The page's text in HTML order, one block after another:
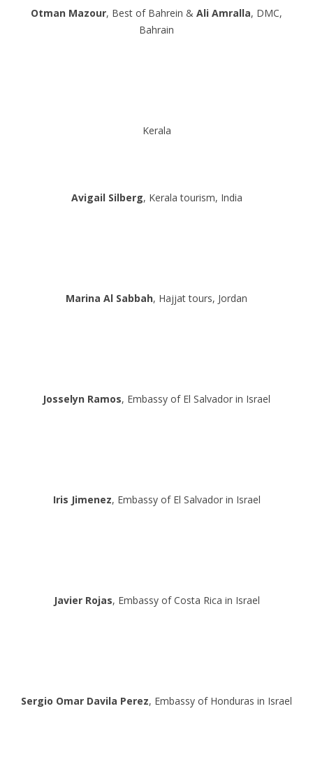
Otman Mazour, Best of Bahrein & Ali Amralla, DMC,
Bahrain
Kerala
Avigail Silberg, Kerala tourism, India
Marina Al Sabbah, Hajjat tours, Jordan
Josselyn Ramos, Embassy of El Salvador in Israel
Iris Jimenez, Embassy of El Salvador in Israel
Javier Rojas, Embassy of Costa Rica in Israel
Sergio Omar Davila Perez, Embassy of Honduras in Israel